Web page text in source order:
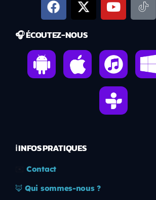
🎧 ÉCOUTEZ-NOUS
ℹ️ INFOS PRATIQUES
Contact
🦊 Qui sommes-nous ?